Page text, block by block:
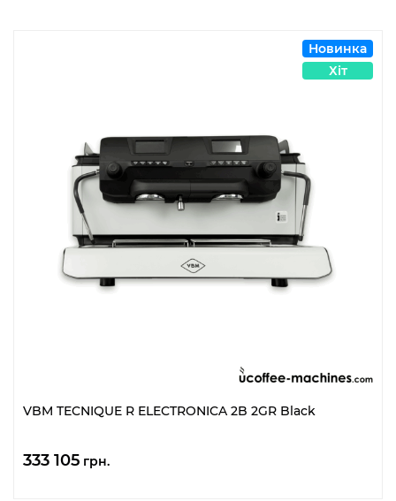
VBM TECNIQUE R ELECTRONICA 2B 2GR Black
Новинка
Хіт
333 105 грн.